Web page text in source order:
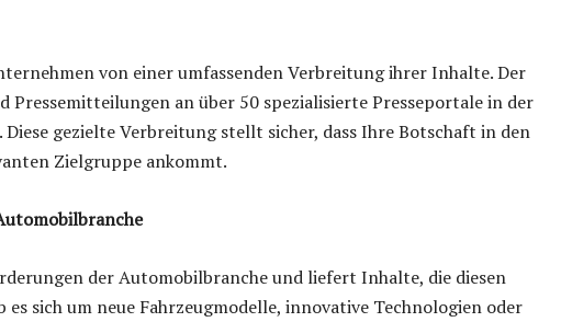
von einer umfassenden Verbreitung ihrer Inhalte. Der
Pressemitteilungen an über 50 spezialisierte Presseportale in der
gezielte Verbreitung stellt sicher, dass Ihre Botschaft in den
Zielgruppe ankommt.
der Automobilbranche und liefert Inhalte, die diesen
sich um neue Fahrzeugmodelle, innovative Technologien oder